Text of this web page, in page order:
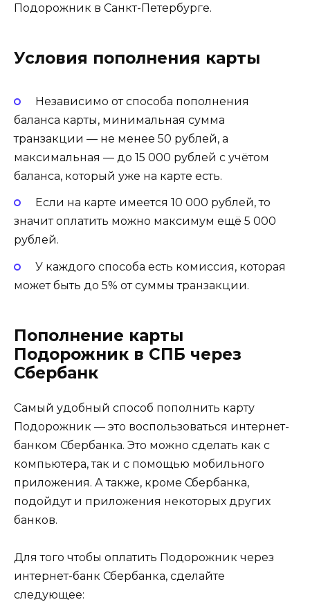
Подорожник в Санкт-Петербурге.
Условия пополнения карты
Независимо от способа пополнения
баланса карты, минимальная сумма
транзакции — не менее 50 рублей, а
максимальная — до 15 000 рублей с учётом
баланса, который уже на карте есть.
Если на карте имеется 10 000 рублей, то
значит оплатить можно максимум ещё 5 000
рублей.
У каждого способа есть комиссия, которая
может быть до 5% от суммы транзакции.
Пополнение карты
Подорожник в СПБ через
Сбербанк
Самый удобный способ пополнить карту
Подорожник — это воспользоваться интернет-
банком Сбербанка. Это можно сделать как с
компьютера, так и с помощью мобильного
приложения. А также, кроме Сбербанка,
подойдут и приложения некоторых других
банков.
Для того чтобы оплатить Подорожник через
интернет-банк Сбербанка, сделайте
следующее: